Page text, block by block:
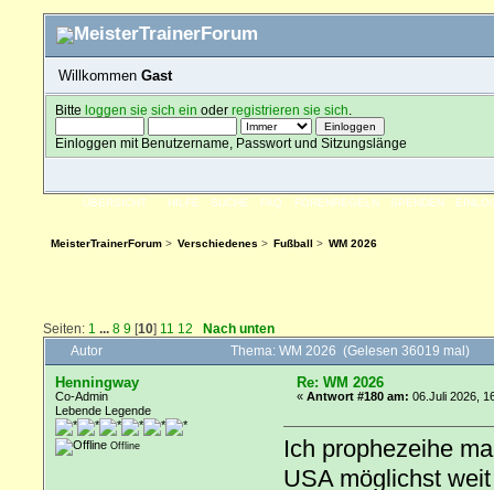
Willkommen Gast
Bitteloggen sie sich ein oderregistrieren sie sich
Einloggen mit Benutzername, Passwort und Sitzungslänge
ÜBERSICHT HILFE SUCHE FAQ FORENREGELN SPENDEN
MeisterTrainerForum> Verschiedenes > Fußball > WM 2026
Seiten: 1 ...8 9 [10] 11 12 Nach unten
Autor Thema: WM 2026 (Gelesen 36019 mal)
Henningway
Co-Admin
Lebende Legende
Offline
Re: WM 2026
«Antwort #180 am: 06.Juli 2026,
Ich prophezeihe
USA möglichst